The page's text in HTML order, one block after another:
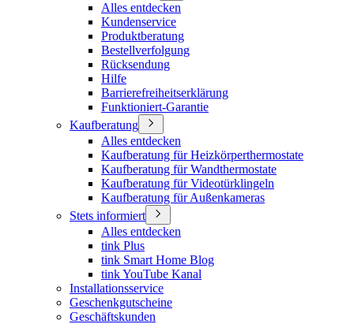
Alles entdecken
Kundenservice
Produktberatung
Bestellverfolgung
Rücksendung
Hilfe
Barrierefreiheitserklärung
Funktioniert-Garantie
Kaufberatung
Alles entdecken
Kaufberatung für Heizkörperthermostate
Kaufberatung für Wandthermostate
Kaufberatung für Videotürklingeln
Kaufberatung für Außenkameras
Stets informiert
Alles entdecken
tink Plus
tink Smart Home Blog
tink YouTube Kanal
Installationsservice
Geschenkgutscheine
Geschäftskunden